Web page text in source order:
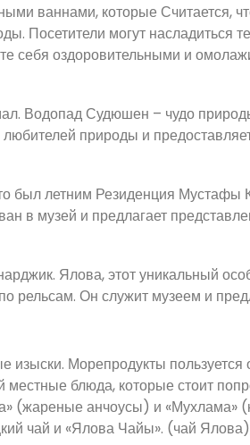
ваннами, которые Считается,
Посетители могут насладиться
себя оздоровительными и
Водопад Судюшен – чудо
природы и
был летним Резиденция Мустафы
в музей и предлагает
Ялова, этот уникальный
рельсам. Он служит музеем и
изыски. Морепродукты пользуется
блюда, которые стоит
(жареные анчоусы) и «Мухлама»
чай и «Ялова Чайы». (чай